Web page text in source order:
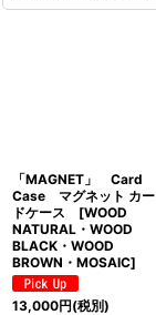
「MAGNET」 Card
Case マグネット カー
ドケース [WOOD
NATURAL・WOOD
BLACK・WOOD
BROWN・MOSAIC]
13,000円(税別)